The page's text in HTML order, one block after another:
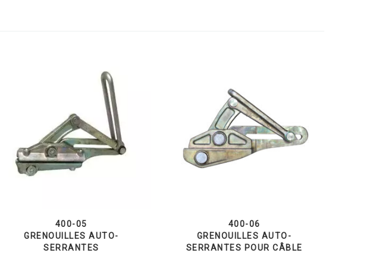
400-05
GRENOUILLES AUTO-
SERRANTES
400-06
GRENOUILLES AUTO-
SERRANTES POUR CÂBLE